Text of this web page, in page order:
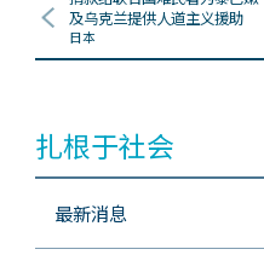
及乌克兰提供人道主义援助
日本
扎根于社会
最新消息